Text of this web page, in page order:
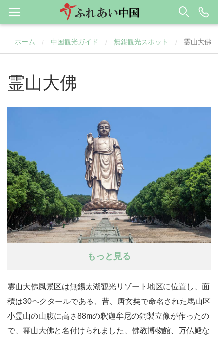
ホーム / 中国観光ガイド / 無錫観光スポット / 霊山大佛
霊山大佛
もっと見る
霊山大佛風景区は無錫太湖観光リゾート地区に位置し、面
積は30ヘクタールである、昔、唐玄奘で命名された馬山区
小霊山の山腹に高さ88mの釈迦牟尼の銅製立像が作ったの
で、霊山大佛と名付けられました、佛教博物館、万仏殿な